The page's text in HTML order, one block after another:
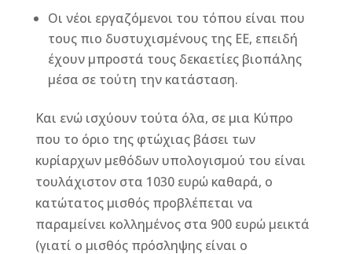
Οι νέοι εργαζόμενοι του τόπου είναι που
τους πιο δυστυχισμένους της ΕΕ, επειδή
έχουν μπροστά τους δεκαετίες βιοπάλης
μέσα σε τούτη την κατάσταση.
Και ενώ ισχύουν τούτα όλα, σε μια Κύπρο
που το όριο της φτώχιας βάσει των
κυρίαρχων μεθόδων υπολογισμού του είναι
τουλάχιστον στα 1030 ευρώ καθαρά, ο
κατώτατος μισθός προβλέπεται να
παραμείνει κολλημένος στα 900 ευρώ μεικτά
(γιατί ο μισθός πρόσληψης είναι ο